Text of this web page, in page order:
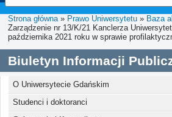
Strona główna» Prawo Uniwersytetu » Baza
Zarządzenie nr 13/K/21 Kanclerza
października 2021 roku w sprawie
Biuletyn Informacji
O Uniwersytecie Gdańskim
Studenci i doktoranci